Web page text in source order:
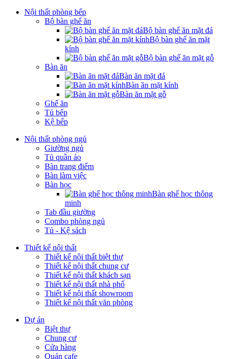
Nội thất phòng bếp
Bộ bàn ghế ăn
Bộ bàn ghế ăn mặt đá
Bộ bàn ghế ăn mặt
kính
Bộ bàn ghế ăn mặt gỗ
Bàn ăn
Bàn ăn mặt đá
Bàn ăn mặt kính
Bàn ăn mặt gỗ
Ghế ăn
Tủ bếp
Kệ bếp
Nội thất phòng ngủ
Giường ngủ
Tủ quần áo
Bàn trang điểm
Bàn làm việc
Bàn học
Bàn ghế học thông
minh
Tab đầu giường
Combo phòng ngủ
Tủ - Kệ sách
Thiết kế nội thất
Thiết kế nội thất biệt thự
Thiết kế nội thất chung cư
Thiết kế nội thất khách sạn
Thiết kế nội thất nhà phố
Thiết kế nội thất showroom
Thiết kế nội thất văn phòng
Dự án
Biệt thự
Chung cư
Cửa hàng
Quán cafe